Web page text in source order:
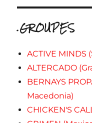
.GROUPES
ACTIVE MINDS
ALTERCADO
BERNAYS
Macedonia)
CHICKEN'S